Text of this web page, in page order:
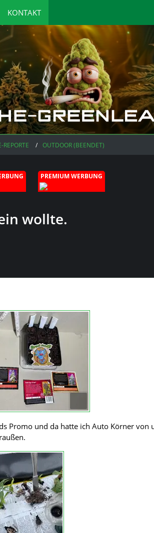
KONTAKT
REPORTE OUTDOOR (BEENDET)
PREMIUM WERBUNG
wollte.
Promo und da hatte ich Auto Körner von